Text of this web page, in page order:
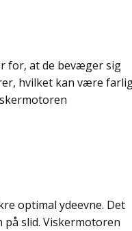
for, at de bevæger sig
hvilket kan være
optimal ydeevne. Det
slid. Viskermotoren